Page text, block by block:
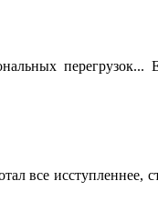
перегрузок...
все исступленнее,